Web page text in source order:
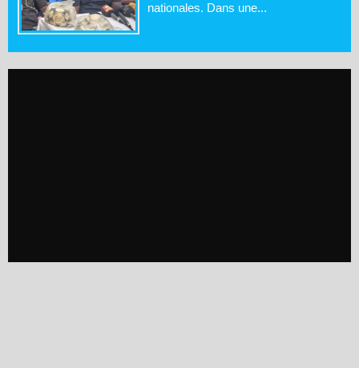
nationales. Dans une...